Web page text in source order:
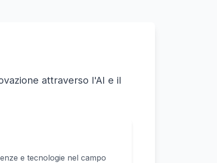
attraverso l'AI e il
e tecnologie nel campo